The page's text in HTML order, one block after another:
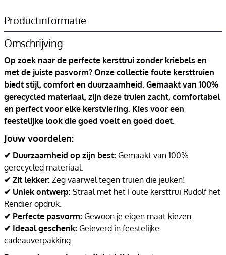
Productinformatie
Omschrijving
Op zoek naar de perfecte kersttrui zonder kriebels en
met de juiste pasvorm? Onze collectie foute kersttruien
biedt stijl, comfort en duurzaamheid. Gemaakt van 100%
gerecycled materiaal, zijn deze truien zacht, comfortabel
en perfect voor elke kerstviering. Kies voor een
feestelijke look die goed voelt en goed doet.
Jouw voordelen:
✔ Duurzaamheid op zijn best: Gemaakt van 100%
gerecycled materiaal.
✔ Zit lekker: Zeg vaarwel tegen truien die jeuken!
✔ Uniek ontwerp: Straal met het Foute kersttrui Rudolf het
Rendier opdruk.
✔ Perfecte pasvorm: Gewoon je eigen maat kiezen.
✔ Ideaal geschenk: Geleverd in feestelijke
cadeauverpakking.